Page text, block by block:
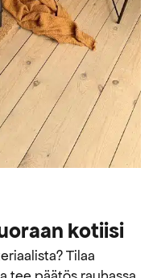
kotiisi
Tilaa